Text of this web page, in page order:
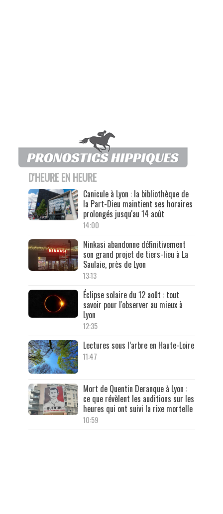
D'HEURE EN HEURE
Canicule à Lyon : la bibliothèque de
la Part-Dieu maintient ses horaires
prolongés jusqu'au 14 août
14:00
Ninkasi abandonne définitivement
son grand projet de tiers-lieu à La
Saulaie, près de Lyon
13:13
Éclipse solaire du 12 août : tout
savoir pour l'observer au mieux à
Lyon
12:35
Lectures sous l’arbre en Haute-Loire
11:47
Mort de Quentin Deranque à Lyon :
ce que révèlent les auditions sur les
heures qui ont suivi la rixe mortelle
10:59